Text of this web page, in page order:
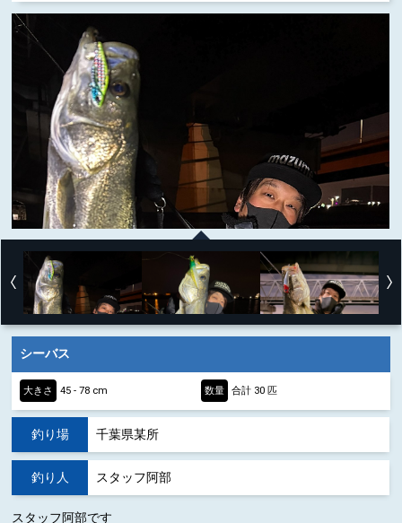
シーバス
大きさ 45 - 78 cm 数量 合計 30 匹
釣り場 千葉県某所
釣り人 スタッフ阿部
スタッフ阿部です